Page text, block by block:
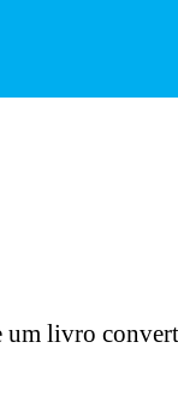
um livro